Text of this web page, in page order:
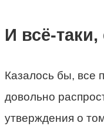
И всё-
Казалось бы, все
довольно
утверждения о